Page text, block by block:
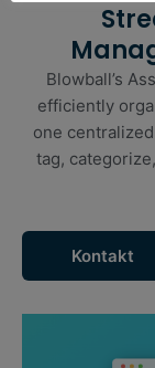
Blowball’s
efficiently
one
tag,
Kontakt